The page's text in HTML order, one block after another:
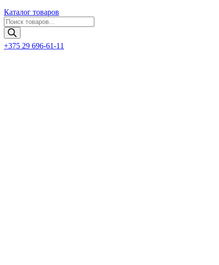
Каталог товаров
Поиск
товаров
+375 29 696-61-11